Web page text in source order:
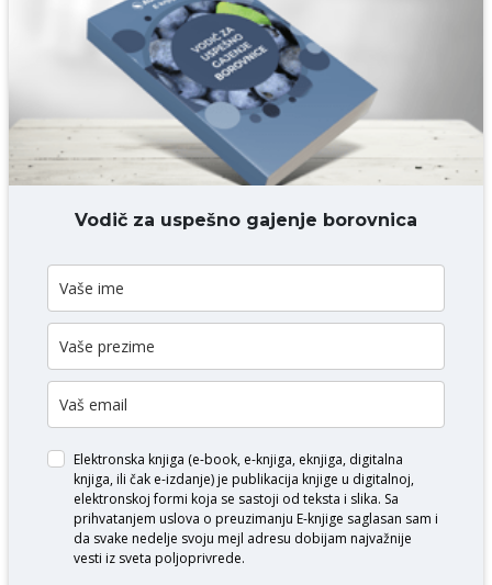
Komentar* obavezno
DODAJ KOMENTAR
Vodič za uspešno gajenje borovnica
Elektronska knjiga (e-book, e-knjiga, eknjiga, digitalna
knjiga, ili čak e-izdanje) je publikacija knjige u digitalnoj,
elektronskoj formi koja se sastoji od teksta i slika. Sa
prihvatanjem uslova o preuzimanju E-knjige saglasan sam i
da svake nedelje svoju mejl adresu dobijam najvažnije
vesti iz sveta poljoprivrede.